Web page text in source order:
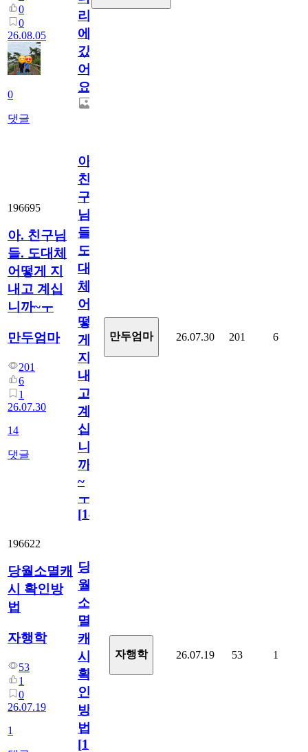
0
0
26.08.05
0
댓글
리
에
갔
어
요.
196695
아. 친구님
들. 도대체
어떻게 지
내고 계십
니까~ㅜ
만두엄마
201
6
1
26.07.30
14
댓글
아.
친
구
님
들.
도
대
체
어
떻
게
지
내
고
계
십
니
까
~
ㅜ
[14
만두엄마 26.07.30 201 6
196622
당월소멸캐
시 확인방
법
자행학
53
1
0
26.07.19
1
당
월
소
멸
캐
시
확
인
방
법
[1]
자행학 26.07.19 53 1